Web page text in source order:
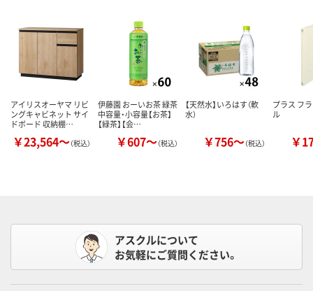
アイリスオーヤマ リビ
ングキャビネット サイ
ドボード 収納棚…
￥23,564～（税込）
伊藤園 おーいお茶 緑茶
中容量・小容量【お茶】
【緑茶】【会…
￥607～（税込）
【天然水】いろはす（軟
水）
￥756～（税込）
プラス フ
ル
￥
アスクルについて
お気軽にご質問ください。